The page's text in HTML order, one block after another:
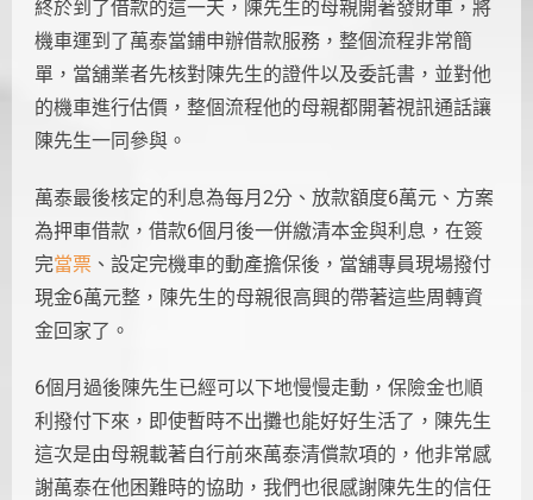
終於到了借款的這一天，陳先生的母親開著發財車，將
機車運到了萬泰當鋪申辦借款服務，整個流程非常簡
單，當舖業者先核對陳先生的證件以及委託書，並對他
的機車進行估價，整個流程他的母親都開著視訊通話讓
陳先生一同參與。
萬泰最後核定的利息為每月2分、放款額度6萬元、方案
為押車借款，借款6個月後一併繳清本金與利息，在簽
完當票、設定完機車的動產擔保後，當舖專員現場撥付
現金6萬元整，陳先生的母親很高興的帶著這些周轉資
金回家了。
6個月過後陳先生已經可以下地慢慢走動，保險金也順
利撥付下來，即使暫時不出攤也能好好生活了，陳先生
這次是由母親載著自行前來萬泰清償款項的，他非常感
謝萬泰在他困難時的協助，我們也很感謝陳先生的信任